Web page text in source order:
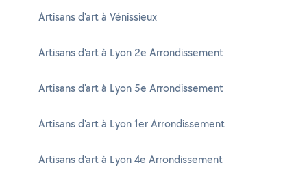
Artisans d'art à Vénissieux
Artisans d'art à Lyon 2e Arrondissement
Artisans d'art à Lyon 5e Arrondissement
Artisans d'art à Lyon 1er Arrondissement
Artisans d'art à Lyon 4e Arrondissement